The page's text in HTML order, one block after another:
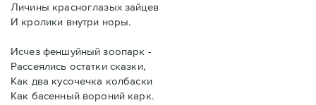
Личины красноглазых зайцев
И кролики внутри норы.
Исчез феншуйный зоопарк -
Рассеялись остатки сказки,
Как два кусочечка колбаски
Как басенный вороний карк.